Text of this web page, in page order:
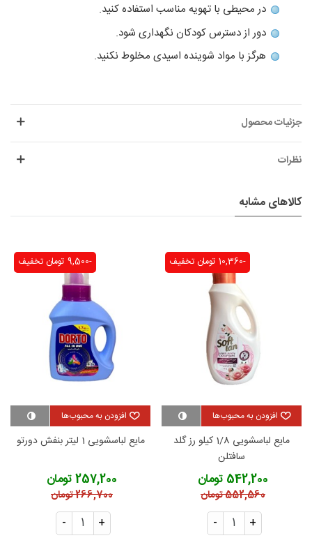
در محیطی با تهویه مناسب استفاده کنید.
دور از دسترس کودکان نگهداری شود.
هرگز با مواد شوینده اسیدی مخلوط نکنید.
جزئیات محصول
نظرات
کالاهای مشابه
تخفیف -10,360 تومان
افزودن به محبوب‌ها
مایع لباسشویی 1/8 کیلو رز گلد
سافتلن
542,200 تومان
552,560 تومان
- +
تخفیف -9,500 تومان
افزودن به محبوب‌ها
مایع لباسشویی 1 لیتر بنفش دورتو
257,200 تومان
266,700 تومان
- +